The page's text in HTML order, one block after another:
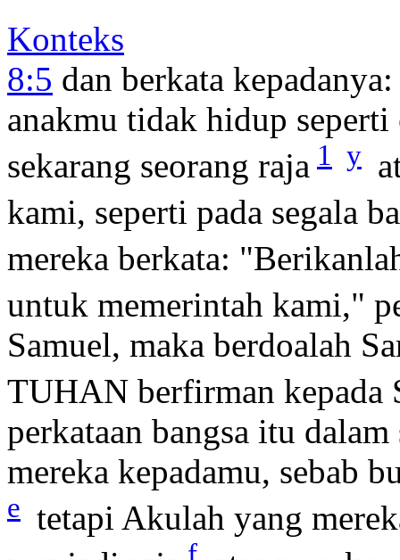
Konteks
8:5 dan berkata
anakmu tidak hidup
sekarang seorang raja 1 y
kami, seperti pada segala
mereka berkata:
untuk memerintah kami,"
Samuel, maka berdoalah
TUHAN berfirman kepada
perkataan bangsa itu
mereka kepadamu, sebab
e tetapi Akulah yang